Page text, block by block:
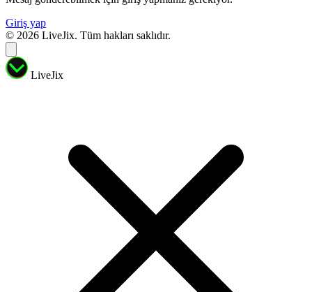
Giriş yap
© 2026 LiveJix. Tüm hakları saklıdır.
LiveJix